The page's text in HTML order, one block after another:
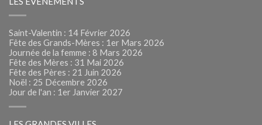
Saint-Valentin : 14 Février 2026
Fête des Grands-Mères : 1er Mars 2026
Journée de la femme : 8 Mars 2026
Fête des Mères : 31 Mai 2026
Fête des Pères : 21 Juin 2026
Noël : 25 Décembre 2026
Jour de l'an : 1er Janvier 2027